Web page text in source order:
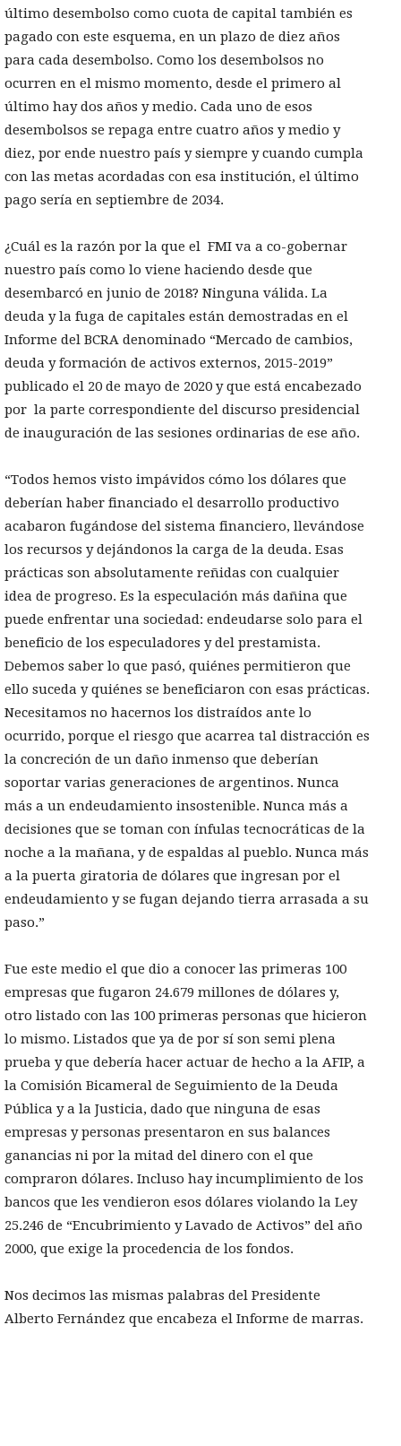
último desembolso como cuota de capital también es
pagado con este esquema, en un plazo de diez años
para cada desembolso. Como los desembolsos no
ocurren en el mismo momento, desde el primero al
último hay dos años y medio. Cada uno de esos
desembolsos se repaga entre cuatro años y medio y
diez, por ende nuestro país y siempre y cuando cumpla
con las metas acordadas con esa institución, el último
pago sería en septiembre de 2034.
¿Cuál es la razón por la que el FMI va a co-gobernar
nuestro país como lo viene haciendo desde que
desembarcó en junio de 2018? Ninguna válida. La
deuda y la fuga de capitales están demostradas en el
Informe del BCRA denominado “Mercado de cambios,
deuda y formación de activos externos, 2015-2019”
publicado el 20 de mayo de 2020 y que está encabezado
por la parte correspondiente del discurso presidencial
de inauguración de las sesiones ordinarias de ese año.
“Todos hemos visto impávidos cómo los dólares que
deberían haber financiado el desarrollo productivo
acabaron fugándose del sistema financiero, llevándose
los recursos y dejándonos la carga de la deuda. Esas
prácticas son absolutamente reñidas con cualquier
idea de progreso. Es la especulación más dañina que
puede enfrentar una sociedad: endeudarse solo para el
beneficio de los especuladores y del prestamista.
Debemos saber lo que pasó, quiénes permitieron que
ello suceda y quiénes se beneficiaron con esas prácticas.
Necesitamos no hacernos los distraídos ante lo
ocurrido, porque el riesgo que acarrea tal distracción es
la concreción de un daño inmenso que deberían
soportar varias generaciones de argentinos. Nunca
más a un endeudamiento insostenible. Nunca más a
decisiones que se toman con ínfulas tecnocráticas de la
noche a la mañana, y de espaldas al pueblo. Nunca más
a la puerta giratoria de dólares que ingresan por el
endeudamiento y se fugan dejando tierra arrasada a su
paso.”
Fue este medio el que dio a conocer las primeras 100
empresas que fugaron 24.679 millones de dólares y,
otro listado con las 100 primeras personas que hicieron
lo mismo. Listados que ya de por sí son semi plena
prueba y que debería hacer actuar de hecho a la AFIP, a
la Comisión Bicameral de Seguimiento de la Deuda
Pública y a la Justicia, dado que ninguna de esas
empresas y personas presentaron en sus balances
ganancias ni por la mitad del dinero con el que
compraron dólares. Incluso hay incumplimiento de los
bancos que les vendieron esos dólares violando la Ley
25.246 de “Encubrimiento y Lavado de Activos” del año
2000, que exige la procedencia de los fondos.
Nos decimos las mismas palabras del Presidente
Alberto Fernández que encabeza el Informe de marras.